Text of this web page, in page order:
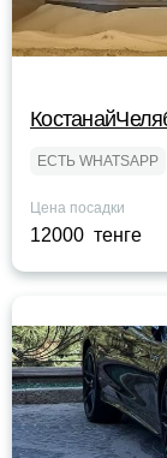
ЕСТЬ WHATSAPP
Цена посадки
12000 тенге